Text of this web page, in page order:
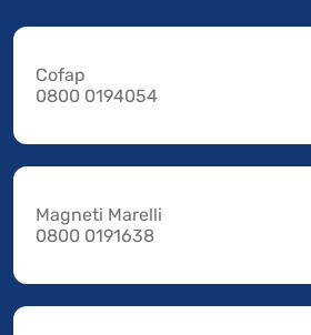
Cofap
0800 0194054
Magneti Marelli
0800 0191638